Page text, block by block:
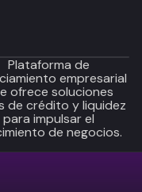
Plataforma de
empresarial
ofrece soluciones
de crédito y liquidez
para impulsar el
de negocios.